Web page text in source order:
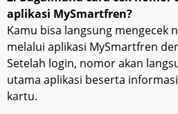
aplikasi MySmartfren?
Kamu bisa langsung mengecek
melalui aplikasi MySmartfren
Setelah login, nomor akan
utama aplikasi beserta
kartu.